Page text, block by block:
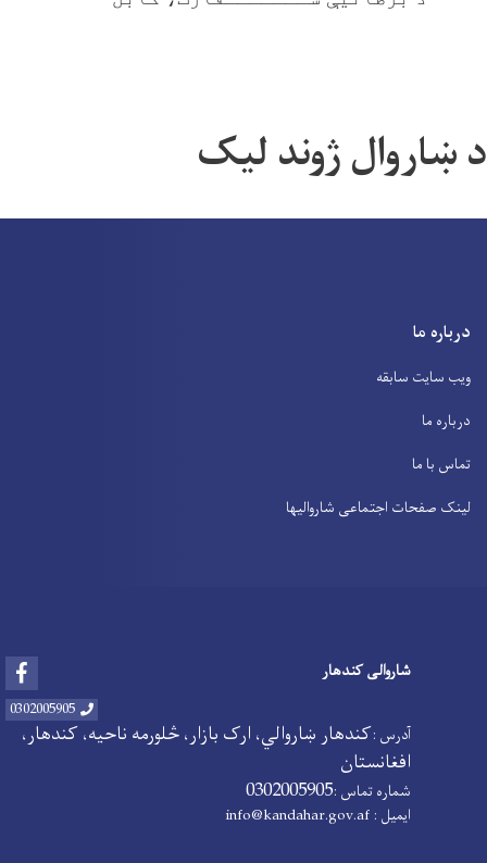
د ښاروال ژوند لیک
درباره ما
ویب سایت سابقه
درباره ما
تماس با ما
لینک صفحات اجتماعی شاروالیها
شاروالی کندهار
0302005905
آدرس :کندهار ښاروالي، ارک بازار، څلورمه ناحیه، کندهار،
افغانستان
شماره تماس :0302005905
ایمیل : info@kandahar.gov.af